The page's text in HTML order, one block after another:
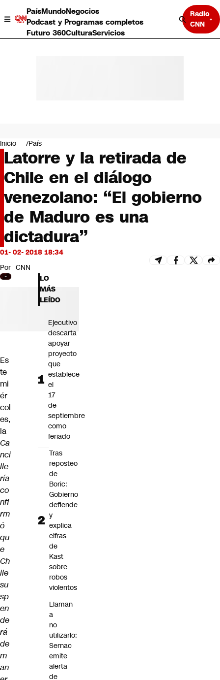
PaísMundoNegocios
Podcast y Programas completos
Futuro 360CulturaServicios
Radio
CNN
Negocios
Deportes
Programas completos
Cultura
Servicios
Bits
CNN tiempo
Futuro 360
Opinión
Inicio País
Latorre y la retirada de
Chile en el diálogo
venezolano: “El gobierno
de Maduro es una
dictadura”
01- 02- 2018 18:34
Por CNN
Es
te
mi
ér
col
es,
la
Ca
nci
lle
ría
co
nfi
rm
ó
qu
e
Ch
ile
su
sp
en
de
rá
de
m
an
LO
MÁS
LEÍDO
Ejecutivo
descarta
apoyar
proyecto
que
establece
el
17
de
septiembre
como
feriado
Tras
reposteo
de
Boric:
Gobierno
defiende
y
explica
cifras
de
Kast
sobre
robos
violentos
Llaman
a
no
utilizarlo:
Sernac
emite
alerta
de